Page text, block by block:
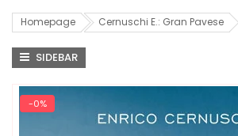
Homepage Cernuschi E.: Gran Pavese
SIDEBAR
-0%